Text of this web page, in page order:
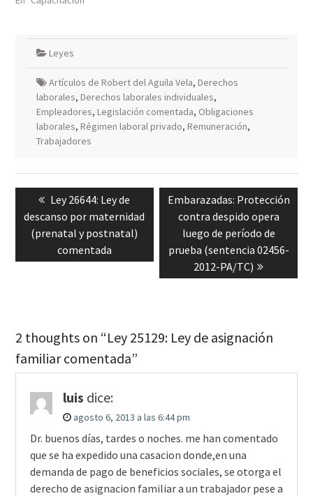
Leyes
Artículos de Robert del Aguila Vela, Derechos
laborales, Derechos laborales individuales,
Empleadores, Legislación comentada, Obligaciones
laborales, Régimen laboral privado, Remuneración,
Trabajadores
Navegación
entradas
Previous
post:
Ley 26644: Ley de
descanso por maternidad
(prenatal y postnatal)
comentada
Next
post:
Embarazadas: Protección
contra despido opera
luego de período de
prueba (sentencia 02456-
2012-PA/TC)
2 thoughts on “Ley 25129: Ley de asignación
familiar comentada”
luis dice:
agosto 6, 2013 a las 6:44 pm
Dr. buenos días, tardes o noches. me han comentado
que se ha expedido una casacion donde,en una
demanda de pago de beneficios sociales, se otorga el
derecho de asignacion familiar a un trabajador pese a